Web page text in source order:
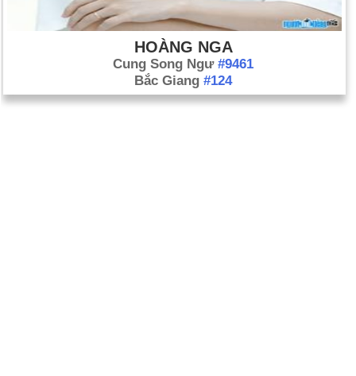
HOÀNG NGA
Cung Song Ngư #9461
Bắc Giang #124